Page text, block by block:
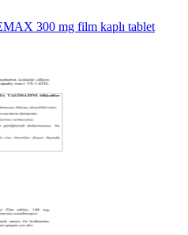
300 mg film kaplı tablet